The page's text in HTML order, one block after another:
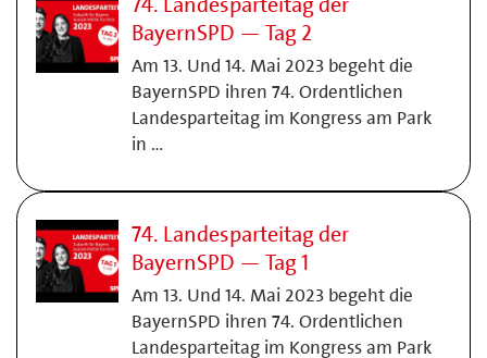
BayernSPD — Tag 2
Am 13. Und 14. Mai 2023 begeht die
BayernSPD ihren 74. Ordentlichen
Landesparteitag im Kongress am Park
in …
74. Landesparteitag der
BayernSPD — Tag 1
Am 13. Und 14. Mai 2023 begeht die
BayernSPD ihren 74. Ordentlichen
Landesparteitag im Kongress am Park